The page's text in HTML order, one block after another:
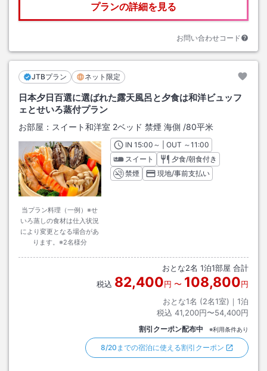
プランの詳細を見る
お問い合わせコード
JTBプラン ネット限定
日本夕日百選に選ばれた露天風呂と夕食は和洋ビュッフ
ェとせいろ蒸付プラン
お部屋： スイート和洋室 2ベッド 禁煙 海側 /80平米
当プラン料理（一例）※せ
いろ蒸しの食材は仕入状況
により変更となる場合があ
ります。※2名様分
INチェックイン
15:00 ～ | OUT チェックアウト
～11:00
スイート
夕食/朝食付き
禁煙
現地/事前支払い
おとな2名 1泊1部屋 合計
税込 82,400円 〜 108,800円
おとな1名 (2名1室)｜ 1泊
税込 41,200円〜54,400円
割引クーポン配布中 ※利用条件あり
8/20までの宿泊に使える割引クーポン